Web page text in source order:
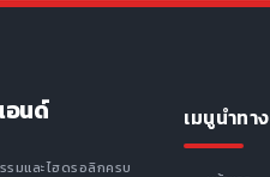
อนด์
มและไฮดรอลิกครบ
เมนูนำทาง